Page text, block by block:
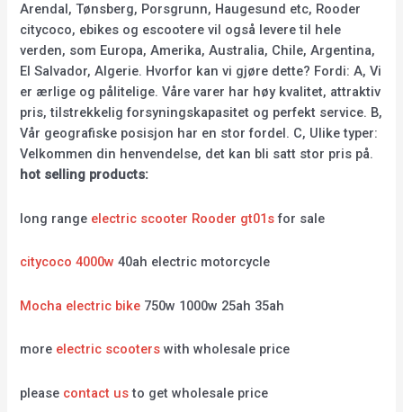
Arendal, Tønsberg, Porsgrunn, Haugesund etc, Rooder
citycoco, ebikes og escootere vil også levere til hele
verden, som Europa, Amerika, Australia, Chile, Argentina,
El Salvador, Algerie. Hvorfor kan vi gjøre dette? Fordi: A, Vi
er ærlige og pålitelige. Våre varer har høy kvalitet, attraktiv
pris, tilstrekkelig forsyningskapasitet og perfekt service. B,
Vår geografiske posisjon har en stor fordel. C, Ulike typer:
Velkommen din henvendelse, det kan bli satt stor pris på.
hot selling products:
long range electric scooter Rooder gt01sfor sale
citycoco 4000w 40ah electric motorcycle
Mocha electric bike 750w 1000w 25ah 35ah
more electric scooters with wholesale price
please contact usto get wholesale price